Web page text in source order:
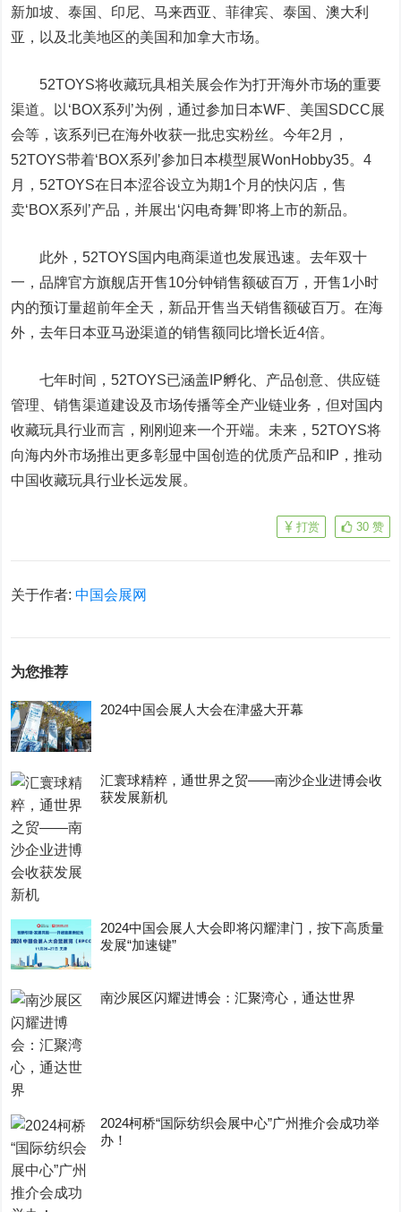
新加坡、泰国、印尼、马来西亚、菲律宾、泰国、澳大利
亚，以及北美地区的美国和加拿大市场。
52TOYS将收藏玩具相关展会作为打开海外市场的重要
渠道。以‘BOX系列’为例，通过参加日本WF、美国SDCC展
会等，该系列已在海外收获一批忠实粉丝。今年2月，
52TOYS带着‘BOX系列’参加日本模型展WonHobby35。4
月，52TOYS在日本涩谷设立为期1个月的快闪店，售
卖‘BOX系列’产品，并展出‘闪电奇舞’即将上市的新品。
此外，52TOYS国内电商渠道也发展迅速。去年双十
一，品牌官方旗舰店开售10分钟销售额破百万，开售1小时
内的预订量超前年全天，新品开售当天销售额破百万。在海
外，去年日本亚马逊渠道的销售额同比增长近4倍。
七年时间，52TOYS已涵盖IP孵化、产品创意、供应链
管理、销售渠道建设及市场传播等全产业链业务，但对国内
收藏玩具行业而言，刚刚迎来一个开端。未来，52TOYS将
向海内外市场推出更多彰显中国创造的优质产品和IP，推动
中国收藏玩具行业长远发展。
30 赞
打赏
关于作者:中国会展网
为您推荐
2024中国会展人大会在津盛大开幕
汇寰球精粹，通世界之贸——南沙企业进博会收
获发展新机
2024中国会展人大会即将闪耀津门，按下高质量
发展“加速键”
南沙展区闪耀进博会：汇聚湾心，通达世界
2024柯桥“国际纺织会展中心”广州推介会成功举
办！